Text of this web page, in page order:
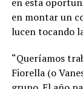
en esta
en montar un
lucen tocando
“Queríamos
Fiorella (o